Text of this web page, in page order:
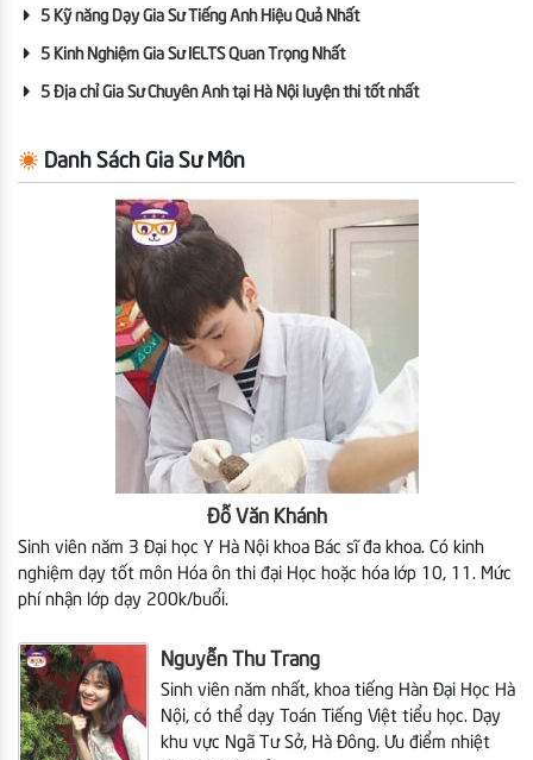
5 Kỹ năng Dạy Gia Sư Tiếng Anh Hiệu Quả Nhất
5 Kinh Nghiệm Gia Sư IELTS Quan Trọng Nhất
5 Địa chỉ Gia Sư Chuyên Anh tại Hà Nội luyện thi tốt nhất
Danh Sách Gia Sư Môn
Đỗ Văn Khánh
Sinh viên năm 3 Đại học Y Hà Nội khoa Bác sĩ đa khoa. Có kinh
nghiệm dạy tốt môn Hóa ôn thi đại Học hoặc hóa lớp 10, 11. Mức
phí nhận lớp dạy 200k/buổi.
Nguyễn Thu Trang
Sinh viên năm nhất, khoa tiếng Hàn Đại Học Hà
Nội, có thể dạy Toán Tiếng Việt tiểu học. Dạy
khu vực Ngã Tư Sở, Hà Đông. Ưu điểm nhiệt